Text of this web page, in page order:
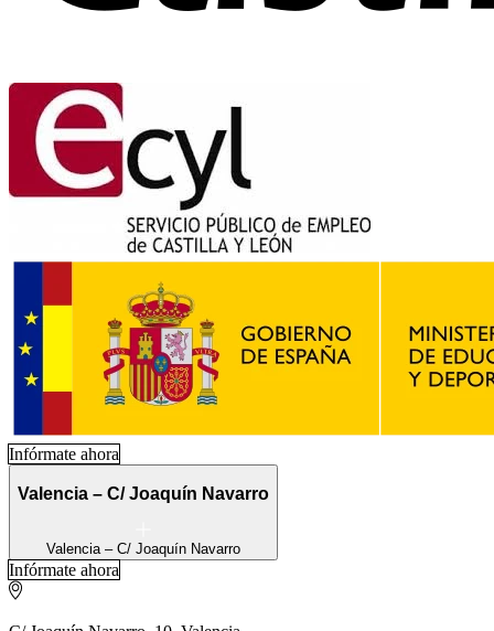
Infórmate ahora
Valencia – C/ Joaquín Navarro
Valencia – C/ Joaquín Navarro
Infórmate ahora